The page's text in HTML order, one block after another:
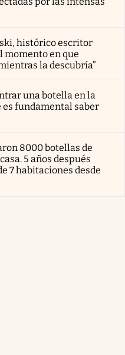
histórico escritor
momento en que
la descubría”
una botella en la
es fundamental saber
8000 botellas de
5 años después
7 habitaciones desde